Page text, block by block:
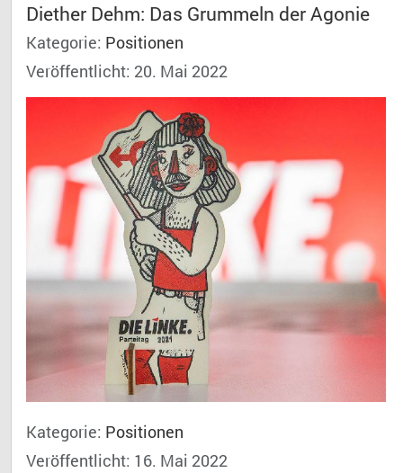
Diether Dehm: Das Grummeln der Agonie
Kategorie: Positionen
Veröffentlicht: 20. Mai 2022
Kategorie: Positionen
Veröffentlicht: 16. Mai 2022